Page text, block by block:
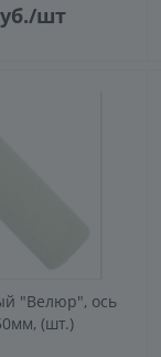
/шт
"Велюр", ось
(шт.)